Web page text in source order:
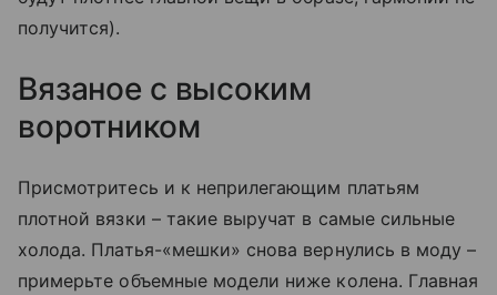
получится).
Вязаное с высоким
воротником
Присмотритесь и к неприлегающим платьям
плотной вязки – такие выручат в самые сильные
холода. Платья-«мешки» снова вернулись в моду –
примерьте объемные модели ниже колена. Главная